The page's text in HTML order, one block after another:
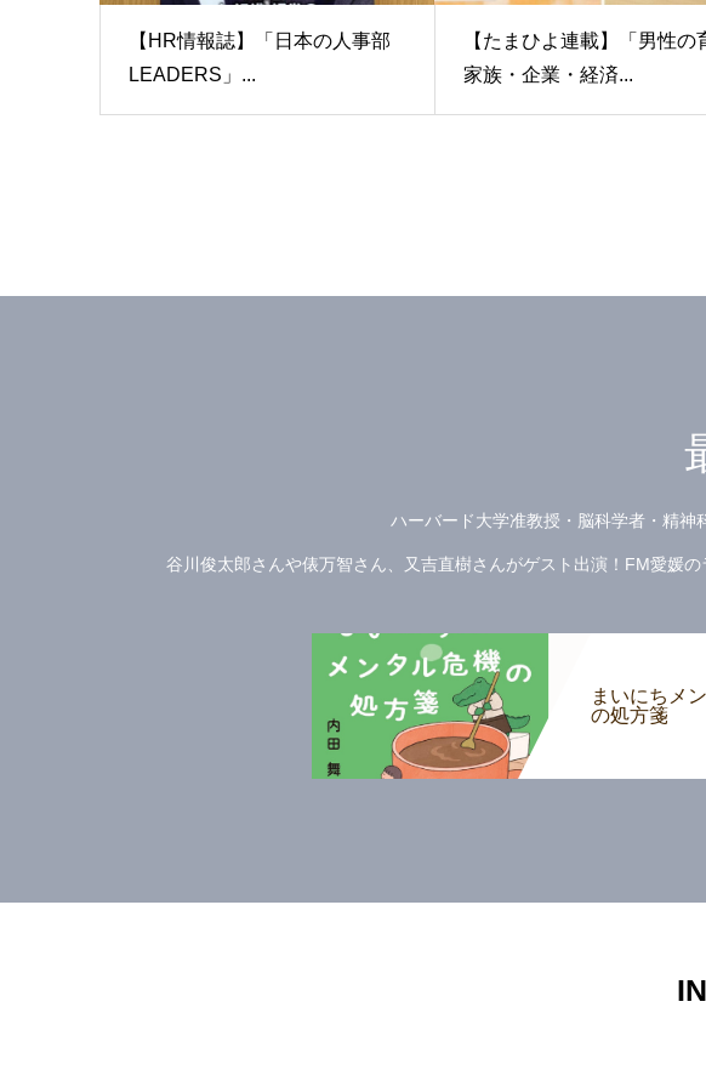
【HR情報誌】「日本の人事部
LEADERS」...
【たまひよ連載】「男性の
家族・企業・経済...
ハーバード大学准教授・脳科学者・精神
谷川俊太郎さんや俵万智さん、又吉直樹さんがゲスト出演！FM愛媛
まいにちメ
の処方箋